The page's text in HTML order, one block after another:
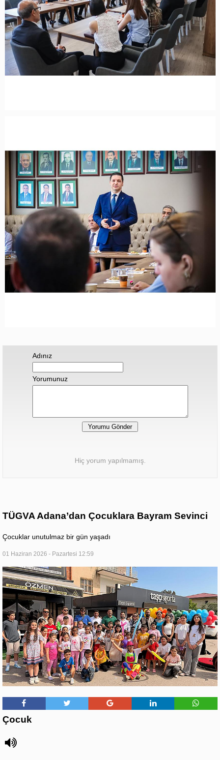
Adınız
Yorumunuz
Hiç yorum yapılmamış.
TÜGVA Adana’dan Çocuklara Bayram Sevinci
Çocuklar unutulmaz bir gün yaşadı
01 Haziran 2026 - Pazartesi 12:59
Çocuk